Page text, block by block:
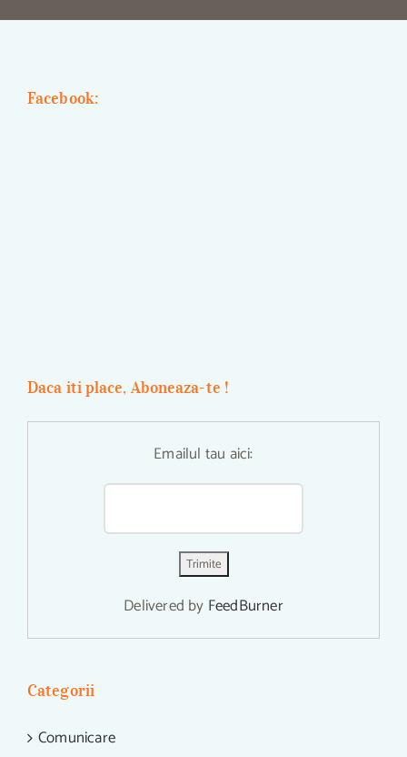
Facebook:
Daca iti place, Aboneaza-te !
Emailul tau aici:
Delivered by FeedBurner
Categorii
Comunicare